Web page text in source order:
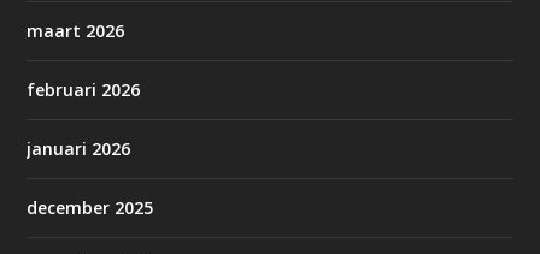
maart 2026
februari 2026
januari 2026
december 2025